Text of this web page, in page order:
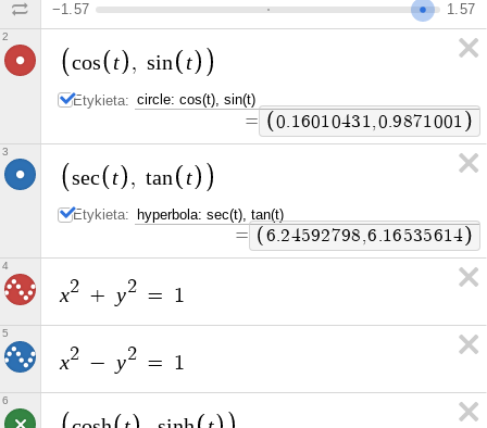
−1.57 1.57
cos t , sin t
Etykieta:
= 0.16010431,0.9871001
2
sec t , tan t
Etykieta:
= 6.24592798,6.16535614
3
x2 + y2 = 1
4
x2 − y2 = 1
5
6